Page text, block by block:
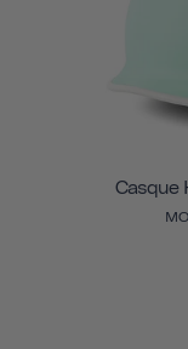
Casque